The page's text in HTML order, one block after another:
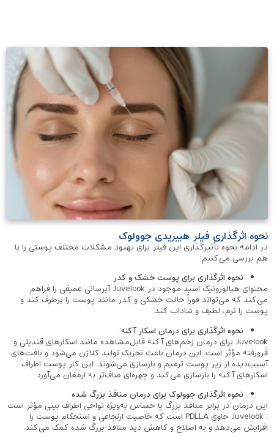
نحوه اثرگذاری فیلر هیبریدی جوولوک
در ادامه نحوه تأثیرگذاری این فیلر برای بهبود مشکلات مختلف پوستی را با
هم بررسی می‌کنیم:
نحوه اثرگذاری برای پوست خشک و کدر
محتوای هیالورونیک اسید موجود در Juvelook آبرسانی عمیقی را فراهم
می‌کند که می‌تواند فوراً حالت خشکی و کدر مانند پوست را برطرف کند و
پوست را نرم، لطیف و شاداب کند.
نحوه اثرگذاری برای درمان اسکار آکنه:
Juvelook برای درمان زخم‌های آکنه قابل‌مشاهده مانند اسکارهای قندیلی و
فرورفته مؤثر است. این درمان باعث تحریک تولید کلاژن می‌شود و بافت‌های
آسیب‌دیده از زیر پوست ترمیم و بازسازی می‌شوند. این کار پوست اطراف
اسکارهای آکنه را بازسازی می‌کند و چهره‌ای صاف‌تر به ارمغان می‌آورد
نحوه اثرگذاری جوولوک برای درمان منافذ بزرگ شده
این درمان در برابر منافذ بزرگ یا حساس به‌ویژه نواحی اطراف بینی مؤثر است
. Juvelook حاوی PDLLA است که خاصیت ارتجاعی و استحکام پوست را
افزایش می‌دهد و به اصلاح و کاهش دید منافذ بزرگ شده کمک می‌کند.